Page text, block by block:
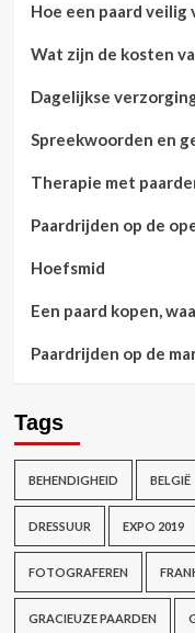
Hoe een paard veilig
Wat zijn de kosten
Dagelijkse
Spreekwoorden en
Therapie met
Paardrijden op de
Hoefsmid
Een paard kopen,
Paardrijden op de
Tags
BEHENDIGHEID BELGIË
DRESSUUR EXPO 2019
FOTOGRAFEREN
GRACIEUZE PAARDEN